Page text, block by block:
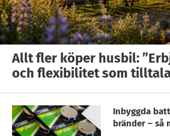
Allt fler köper husbil:
och flexibilitet som
Inbyggda
bränder – så